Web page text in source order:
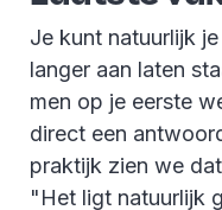
Je kunt natuurlijk
langer aan laten
men op je eerste
direct een
praktijk zien we
"Het ligt natuurlijk